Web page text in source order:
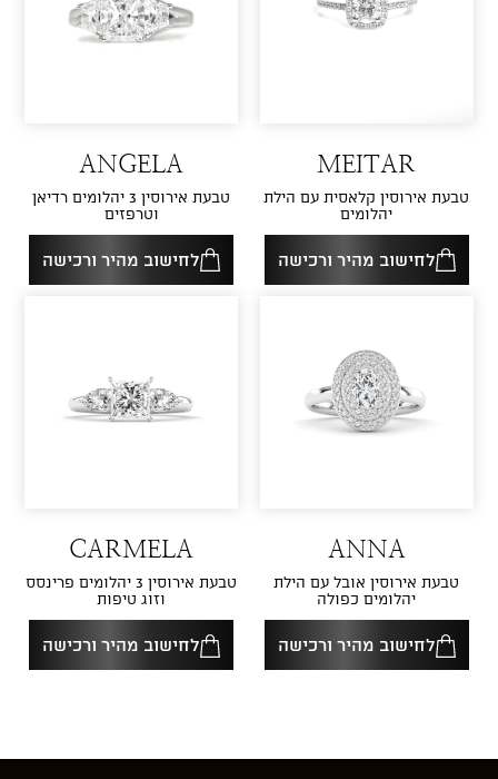
MEITAR
טבעת אירוסין קלאסית עם הילת
יהלומים
לחישוב מהיר ורכישה
ANGELA
טבעת אירוסין 3 יהלומים רדיאן
וטרפזים
לחישוב מהיר ורכישה
ANNA
טבעת אירוסין אובל עם הילת
יהלומים כפולה
לחישוב מהיר ורכישה
CARMELA
טבעת אירוסין 3 יהלומים פרינסס
וזוג טיפות
לחישוב מהיר ורכישה